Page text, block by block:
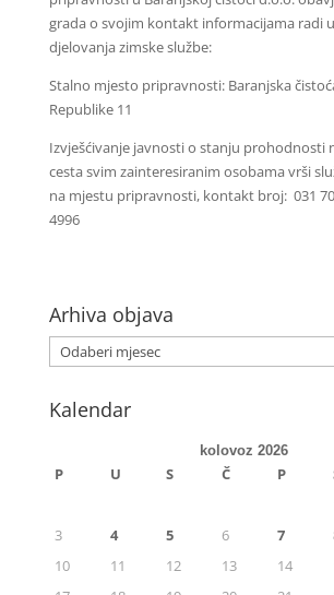
grada o svojim kontakt informacijama radi
djelovanja zimske službe:
Stalno mjesto pripravnosti: Baranjska
Republike 11
Izvješćivanje javnosti o stanju prohodnosti
cesta svim zainteresiranim osobama vrši
na mjestu pripravnosti, kontakt broj: 031
4996
Arhiva objava
Kalendar
kolovoz 2026
P U S Č P
3
4 5 6 7
10
11 12 13 14